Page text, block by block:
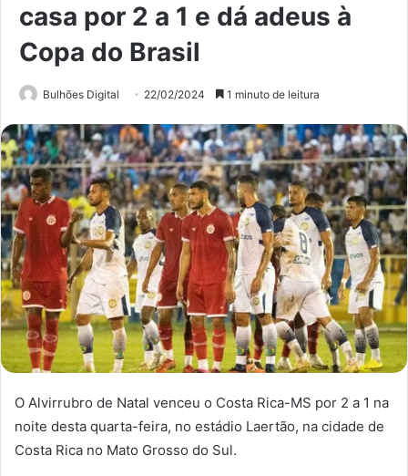
casa por 2 a 1 e dá adeus à
Copa do Brasil
Bulhões Digital 22/02/2024 1 minuto de leitura
O Alvirrubro de Natal venceu o Costa Rica-MS por 2 a 1 na
noite desta quarta-feira, no estádio Laertão, na cidade de
Costa Rica no Mato Grosso do Sul.